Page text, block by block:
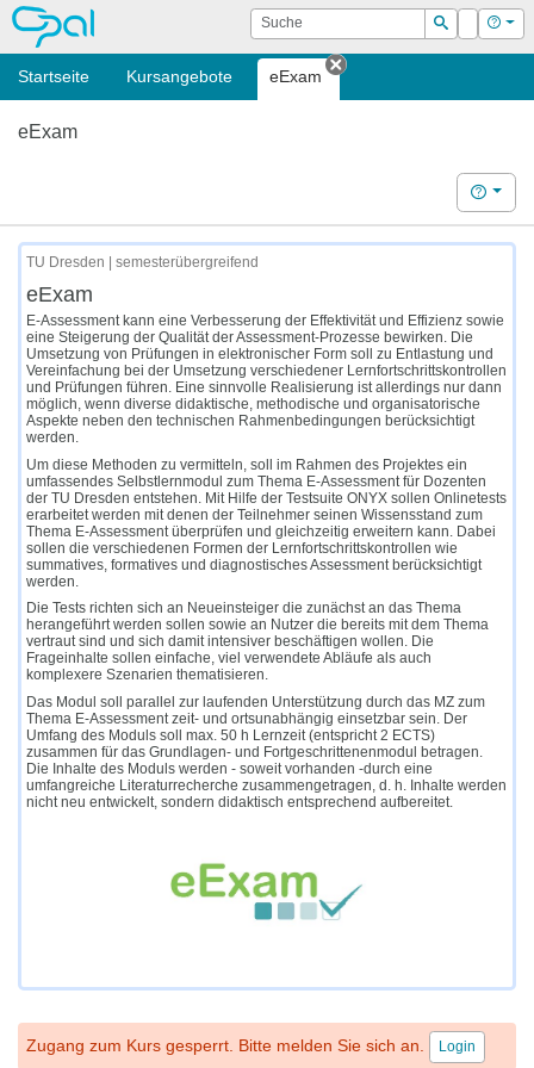
OPAL Suche
Suchen
Login Hilfe
Startseite Kursangebote eExam
Tab schließen
eExam
Hilfe
TU Dresden | semesterübergreifend
eExam
E-Assessment kann eine Verbesserung der Effektivität und Effizienz sowie
eine Steigerung der Qualität der Assessment-Prozesse bewirken. Die
Umsetzung von Prüfungen in elektronischer Form soll zu Entlastung und
Vereinfachung bei der Umsetzung verschiedener Lernfortschrittskontrollen
und Prüfungen führen. Eine sinnvolle Realisierung ist allerdings nur dann
möglich, wenn diverse didaktische, methodische und organisatorische
Aspekte neben den technischen Rahmenbedingungen berücksichtigt
werden.
Um diese Methoden zu vermitteln, soll im Rahmen des Projektes ein
umfassendes Selbstlernmodul zum Thema E-Assessment für Dozenten
der TU Dresden entstehen. Mit Hilfe der Testsuite ONYX sollen Onlinetests
erarbeitet werden mit denen der Teilnehmer seinen Wissensstand zum
Thema E-Assessment überprüfen und gleichzeitig erweitern kann. Dabei
sollen die verschiedenen Formen der Lernfortschrittskontrollen wie
summatives, formatives und diagnostisches Assessment berücksichtigt
werden.
Die Tests richten sich an Neueinsteiger die zunächst an das Thema
herangeführt werden sollen sowie an Nutzer die bereits mit dem Thema
vertraut sind und sich damit intensiver beschäftigen wollen. Die
Frageinhalte sollen einfache, viel verwendete Abläufe als auch
komplexere Szenarien thematisieren.
Das Modul soll parallel zur laufenden Unterstützung durch das MZ zum
Thema E-Assessment zeit- und ortsunabhängig einsetzbar sein. Der
Umfang des Moduls soll max. 50 h Lernzeit (entspricht 2 ECTS)
zusammen für das Grundlagen- und Fortgeschrittenenmodul betragen.
Die Inhalte des Moduls werden - soweit vorhanden -durch eine
umfangreiche Literaturrecherche zusammengetragen, d. h. Inhalte werden
nicht neu entwickelt, sondern didaktisch entsprechend aufbereitet.
Zugang zum Kurs gesperrt. Bitte melden Sie sich an. Login